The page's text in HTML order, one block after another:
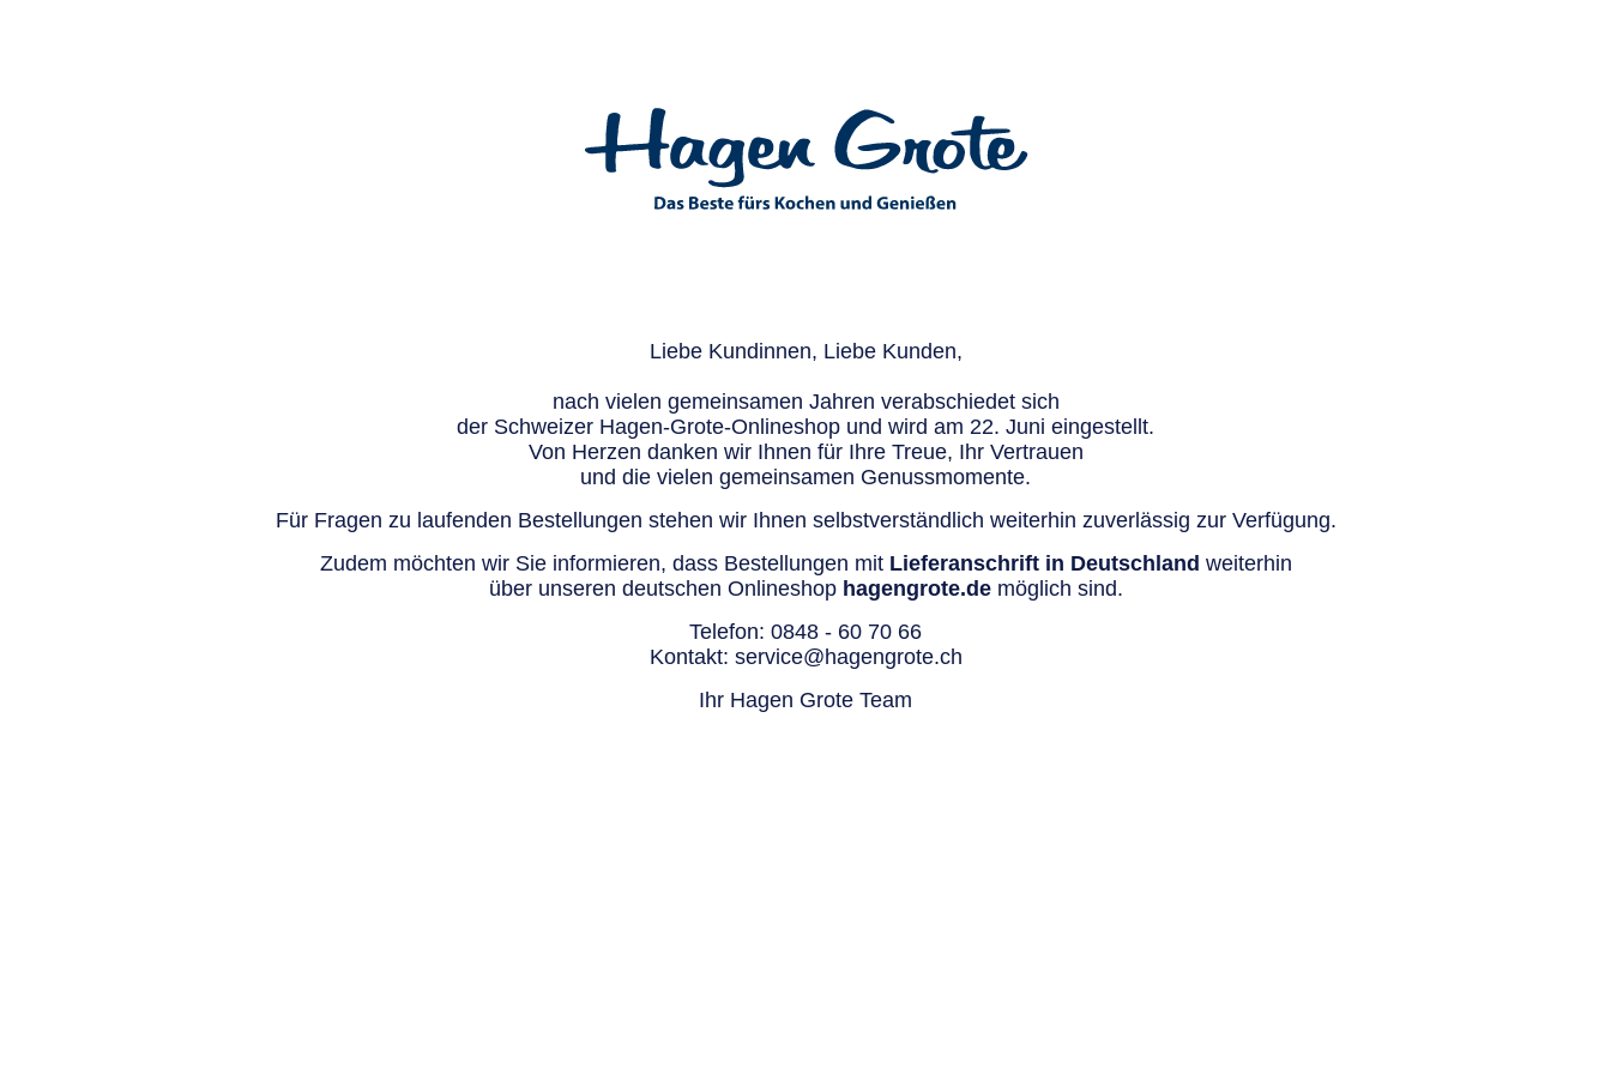
Liebe Kundinnen, Liebe Kunden,
nach vielen gemeinsamen Jahren verabschiedet sich
der Schweizer Hagen-Grote-Onlineshop und wird am 22. Juni eingestellt.
Von Herzen danken wir Ihnen für Ihre Treue, Ihr Vertrauen
und die vielen gemeinsamen Genussmomente.
Für Fragen zu laufenden Bestellungen stehen wir Ihnen selbstverständlich weiterhin zuverlässig zur Verfügung.
Zudem möchten wir Sie informieren, dass Bestellungen mit Lieferanschrift in Deutschland weiterhin
über unseren deutschen Onlineshop hagengrote.demöglich sind.
Telefon: 0848 - 60 70 66
Kontakt: service@hagengrote.ch
Ihr Hagen Grote Team